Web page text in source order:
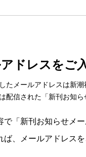
ドレスをご
たメールアドレスは新潮
配信された「新刊お知
で「新刊お知らせメー
ば、メールアドレス